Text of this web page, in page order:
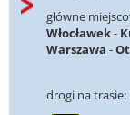
główne
Włocławek-
Warszawa -
drogi na trasie: